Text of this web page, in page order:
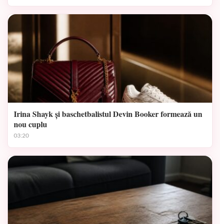
Irina Shayk și baschetbalistul Devin Booker formează un
nou cuplu
03:20